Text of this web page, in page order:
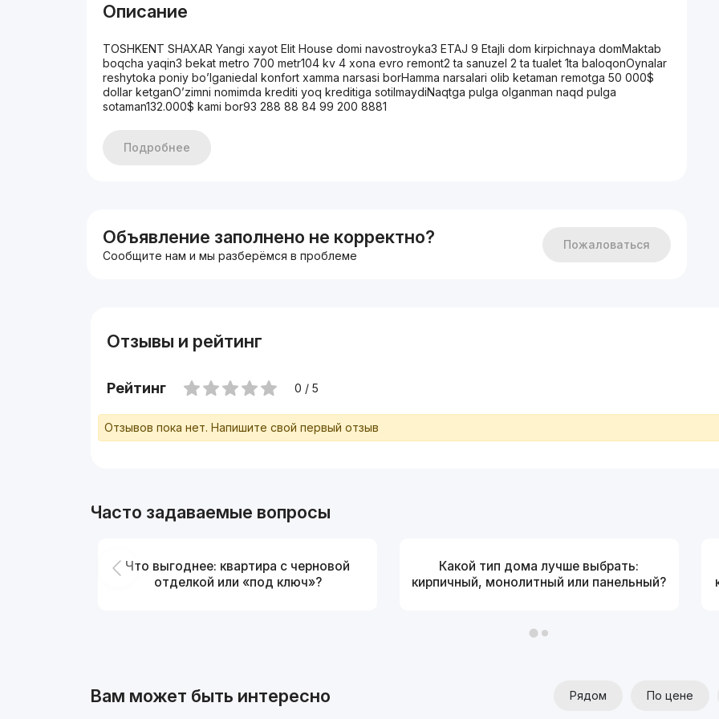
Описание
TOSHKENT SHAXAR Yangi xayot Elit House domi navostroyka3 ETAJ 9 Etajli dom kirpichnaya domMaktab
boqcha yaqin3 bekat metro 700 metr104 kv 4 xona evro remont2 ta sanuzel 2 ta tualet 1ta baloqonOynalar
reshytoka poniy bo’lganiedal konfort xamma narsasi borHamma narsalari olib ketaman remotga 50 000$
dollar ketganO’zimni nomimda krediti yoq kreditiga sotilmaydiNaqtga pulga olganman naqd pulga
sotaman132.000$ kami bor93 288 88 84 99 200 8881
Подробнее
Объявление заполнено не корректно?
Сообщите нам и мы разберёмся в проблеме
Пожаловаться
Отзывы и рейтинг
Рейтинг 0 / 5
Отзывов пока нет. Напишите свой первый отзыв
Часто задаваемые вопросы
Что выгоднее: квартира с черновой
отделкой или «под ключ»?
Какой тип дома лучше выбрать:
кирпичный, монолитный или панельный?
Вам может быть интересно Рядом По цене